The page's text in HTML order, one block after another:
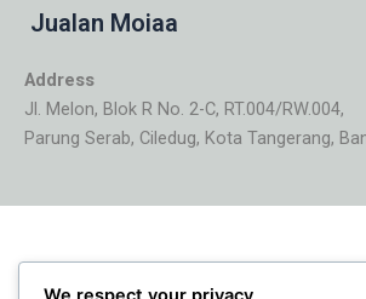
Jualan Moiaa
Address
Jl. Melon, Blok R No. 2-C, RT.004/RW.004,
Parung Serab, Ciledug, Kota Tangerang,